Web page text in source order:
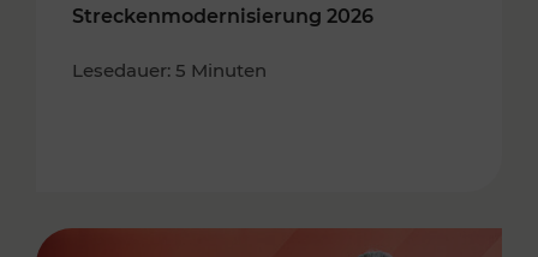
Streckenmodernisierung 2026
Lesedauer: 5 Minuten